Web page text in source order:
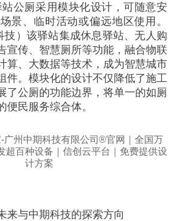
公厕采用模块化设计，可随意安
景、临时活动或偏远地区使用。
技）该驿站集成休息驿站、无人购
宣传、智慧厕所等功能，融合物联
算、大数据等技术，成为智慧城市
件。模块化的设计不仅降低了施工
了公厕的功能边界，将单一的如厕
便民服务综合体。
来与中期科技的探索方向